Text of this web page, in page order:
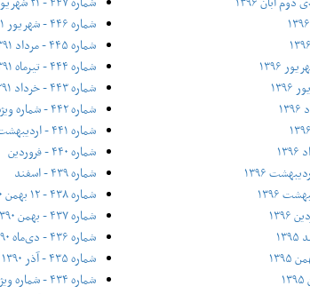
شماره ۴۴۶ - شهریور ۱۳۹۱
شماره ۴۴۵ - مرداد ۱۳۹۱
شماره ۴۴۴ - تیر‌ماه ۱۳۹۱
شماره ۴۴۳ - خرداد ۱۳۹۱
شماره ۴۴۲ - شماره ویژه بهار - ۱۷ اردیبهشت ۱۳۹۱
شماره ۴۴۱ - اردیبهشت ۱۳۹۱
شماره ۴۴۰ - فروردین
شماره ۴۳۹ - اسفند
شماره ۴۳۸ - ۱۲ بهمن ۱۳۹۰
شماره ۴۳۷ - بهمن ۱۳۹۰
شماره ۴۳۶ - دی‌ماه ۱۳۹۰
شماره ۴۳۵ - آذر ۱۳۹۰
شماره ۴۳۴ - شماره ویژه پاییز - ۱۷ آبان ۱۳۹۰